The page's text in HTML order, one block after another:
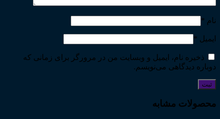
نام *
ایمیل *
ذخیره نام، ایمیل و وبسایت من در مرورگر برای زمانی که
دوباره دیدگاهی می‌نویسم.
محصولات مشابه